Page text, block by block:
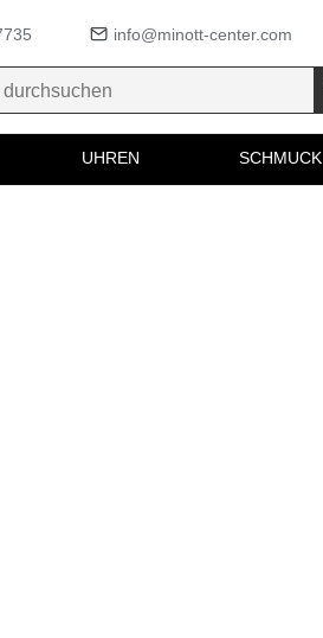
info@minott-center.com
UHREN SCHMUCK